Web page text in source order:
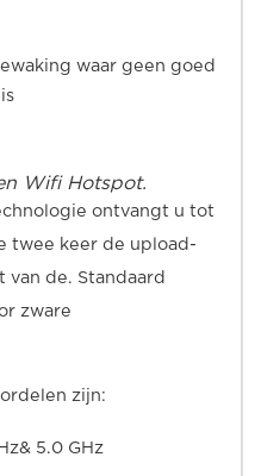
waar geen goed
Wifi Hotspot.
ontvangt u tot
twee keer de upload-
de. Standaard
zware
zijn:
5.0 GHz